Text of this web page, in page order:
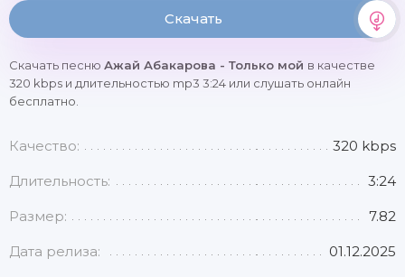
Скачать
Скачать песню Ажай Абакарова - Только мой в качестве
320 kbps и длительностью mp3 3:24 или слушать онлайн
бесплатно.
Качество: 320 kbps
Длительность: 3:24
Размер: 7.82
Дата релиза: 01.12.2025